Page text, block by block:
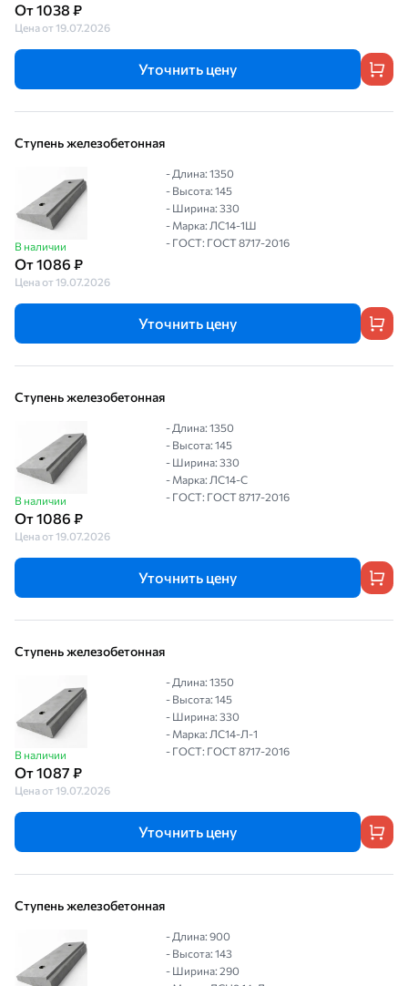
От 1038 ₽
Цена от 19.07.2026
Уточнить цену
Ступень железобетонная
В наличии
От 1086 ₽
Цена от 19.07.2026
- Длина: 1350
- Высота: 145
- Ширина: 330
- Марка: ЛС14-1Ш
- ГОСТ: ГОСТ 8717-2016
Уточнить цену
Ступень железобетонная
В наличии
От 1086 ₽
Цена от 19.07.2026
- Длина: 1350
- Высота: 145
- Ширина: 330
- Марка: ЛС14-С
- ГОСТ: ГОСТ 8717-2016
Уточнить цену
Ступень железобетонная
В наличии
От 1087 ₽
Цена от 19.07.2026
- Длина: 1350
- Высота: 145
- Ширина: 330
- Марка: ЛС14-Л-1
- ГОСТ: ГОСТ 8717-2016
Уточнить цену
Ступень железобетонная
- Длина: 900
- Высота: 143
- Ширина: 290